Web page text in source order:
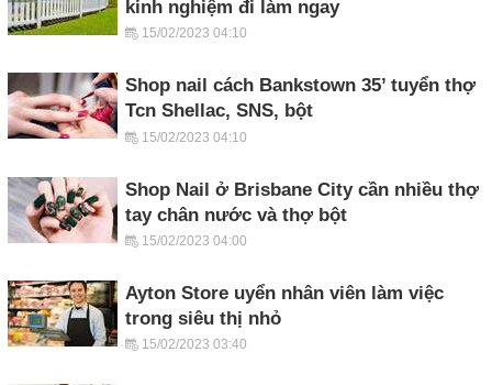
kinh nghiệm đi làm ngay
15/02/2023 04:10
Shop nail cách Bankstown 35’ tuyển thợ
Tcn Shellac, SNS, bột
15/02/2023 04:10
Shop Nail ở Brisbane City cần nhiều thợ
tay chân nước và thợ bột
15/02/2023 04:00
Ayton Store uyển nhân viên làm việc
trong siêu thị nhỏ
15/02/2023 03:40